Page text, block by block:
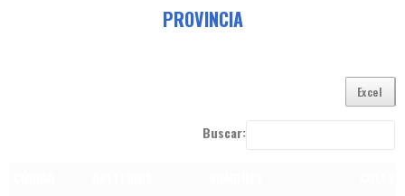
PROVINCIA
Excel
Buscar: